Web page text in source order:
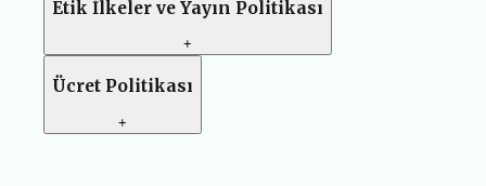
Etik İlkeler ve Yayın Politikası
+
Ücret Politikası
+